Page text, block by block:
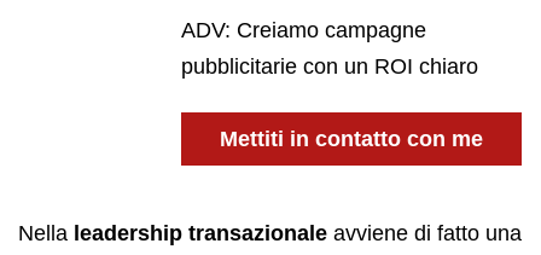
ADV: Creiamo campagne
pubblicitarie con un ROI chiaro
Mettiti in contatto con me
Nella leadership transazionale avviene di fatto una